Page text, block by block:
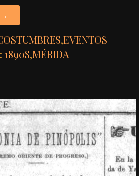
→
,EVENTOS
1890S,MÉRIDA